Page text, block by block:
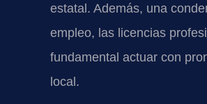
estatal. Además, una
empleo, las licencias
fundamental actuar con
local.